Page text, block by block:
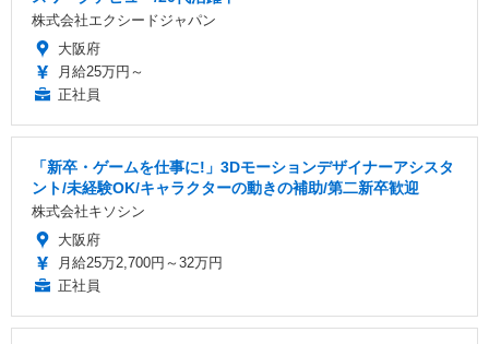
株式会社エクシードジャパン
大阪府
月給25万円～
正社員
「新卒・ゲームを仕事に!」3Dモーションデザイナーアシスタ
ント/未経験OK/キャラクターの動きの補助/第二新卒歓迎
株式会社キソシン
大阪府
月給25万2,700円～32万円
正社員